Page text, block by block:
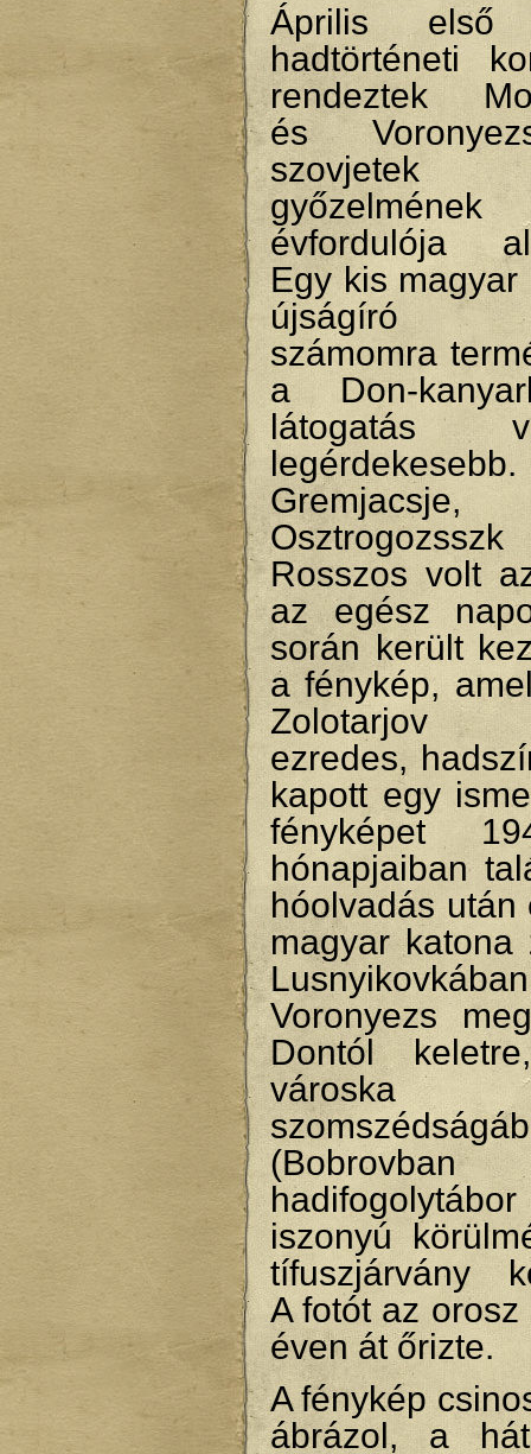
Április első
hadtörténeti
rendeztek
és
szovjetek
évfordulója
Egy kis magyar
újságíró
számomra
a Don-
legérdekesebb.
Gremjacsje,
Rosszos volt
az egész
során került
a fénykép,
Zolotarjov
ezredes,
kapott egy
fényképet
hónapjaiban
hóolvadás után
magyar katona
Voronyezs
Dontól
városka
(Bobrovban
hadifogolytábor
iszonyú
tífuszjárvány
A fotót az
éven át őrizte.
A fénykép
ábrázol, a